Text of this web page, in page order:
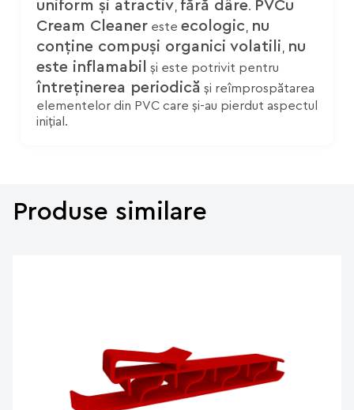
uniform și atractiv fără dâre. PVCu
Cream Cleaner este ecologic nu
conține compuși organici volatili nu
este inflamabil
și este potrivit pentru
întreținerea periodică și reîmprospătarea
elementelor din PVC care și-au pierdut aspectul
inițial.
Produse similare